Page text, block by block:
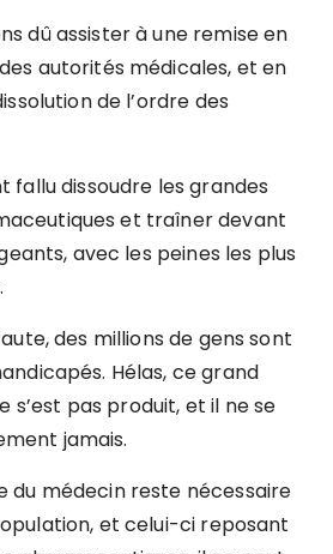
dû assister à une remise en
autorités médicales, et en
de l’ordre des
fallu dissoudre les grandes
et traîner devant
avec les peines les plus
des millions de gens sont
Hélas, ce grand
s’est pas produit, et il ne se
jamais.
du médecin reste nécessaire
et celui-ci reposant